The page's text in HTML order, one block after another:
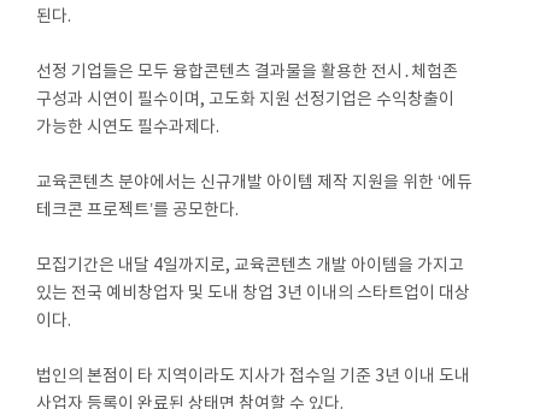
된다.
선정 기업들은 모두 융합콘텐츠 결과물을 활용한 전시․체험존
구성과 시연이 필수이며, 고도화 지원 선정기업은 수익창출이
가능한 시연도 필수과제다.
교육콘텐츠 분야에서는 신규개발 아이템 제작 지원을 위한 ‘에듀
테크콘 프로젝트’를 공모한다.
모집기간은 내달 4일까지로, 교육콘텐츠 개발 아이템을 가지고
있는 전국 예비창업자 및 도내 창업 3년 이내의 스타트업이 대상
이다.
법인의 본점이 타 지역이라도 지사가 접수일 기준 3년 이내 도내
사업자 등록이 완료된 상태면 참여할 수 있다.